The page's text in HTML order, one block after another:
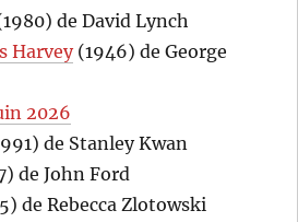
de David Lynch
Harvey(1946) de George
2026
de Stanley Kwan
de John Ford
de Rebecca Zlotowski